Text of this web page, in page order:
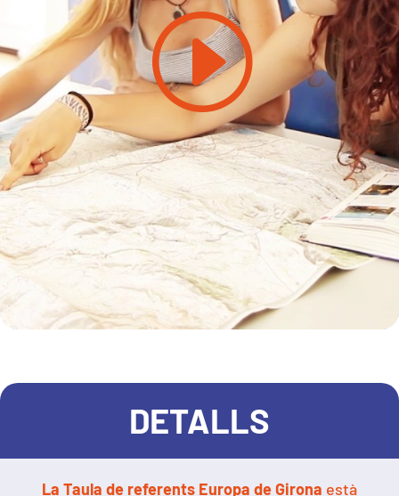
Feu clic per acceptar màrqueting galetes
i activar aquest contingut
DETALLS
La Taula de referents Europa de Girona està